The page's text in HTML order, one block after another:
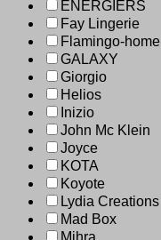
ENERGIERS
Fay Lingerie
Flamingo-home
GALAXY
Giorgio
Helios
Inizio
John Mc Klein
Joyce
KOTA
Koyote
Lydia Creations
Mad Box
Mihra